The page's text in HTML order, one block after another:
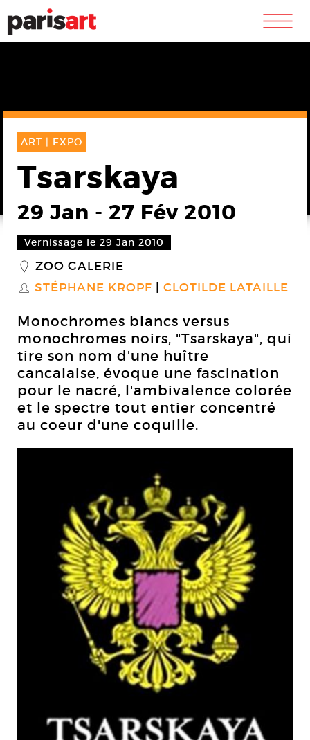
m
ART | EXPO
Tsarskaya
29 Jan - 27 Fév 2010
Vernissage le 29 Jan 2010
_ ZOO GALERIE
S STÉPHANE KROPF CLOTILDE LATAILLE
Monochromes blancs versus
monochromes noirs, "Tsarskaya", qui
tire son nom d'une huître
cancalaise, évoque une fascination
pour le nacré, l'ambivalence colorée
et le spectre tout entier concentré
au coeur d'une coquille.